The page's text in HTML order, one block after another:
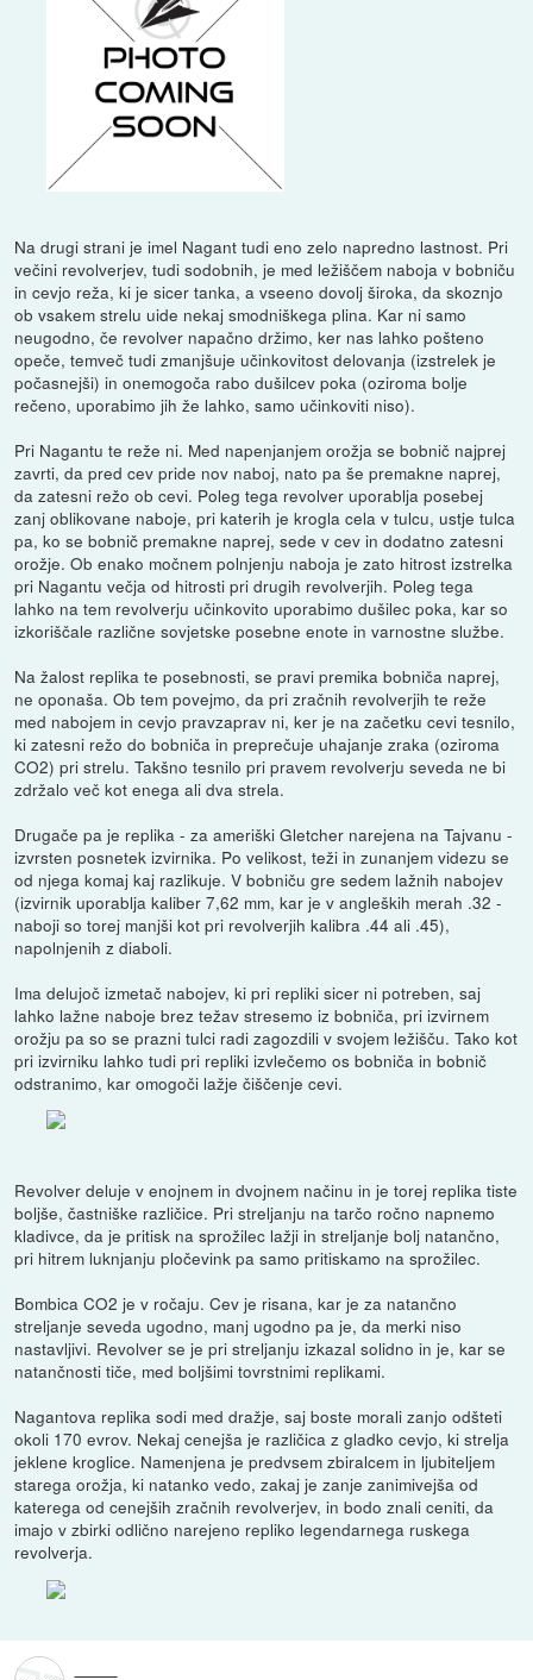
Na drugi strani je imel Nagant tudi eno zelo napredno lastnost. Pri
večini revolverjev, tudi sodobnih, je med ležiščem naboja v bobniču
in cevjo reža, ki je sicer tanka, a vseeno dovolj široka, da skoznjo
ob vsakem strelu uide nekaj smodniškega plina. Kar ni samo
neugodno, če revolver napačno držimo, ker nas lahko pošteno
opeče, temveč tudi zmanjšuje učinkovitost delovanja (izstrelek je
počasnejši) in onemogoča rabo dušilcev poka (oziroma bolje
rečeno, uporabimo jih že lahko, samo učinkoviti niso).
Pri Nagantu te reže ni. Med napenjanjem orožja se bobnič najprej
zavrti, da pred cev pride nov naboj, nato pa še premakne naprej,
da zatesni režo ob cevi. Poleg tega revolver uporablja posebej
zanj oblikovane naboje, pri katerih je krogla cela v tulcu, ustje tulca
pa, ko se bobnič premakne naprej, sede v cev in dodatno zatesni
orožje. Ob enako močnem polnjenju naboja je zato hitrost izstrelka
pri Nagantu večja od hitrosti pri drugih revolverjih. Poleg tega
lahko na tem revolverju učinkovito uporabimo dušilec poka, kar so
izkoriščale različne sovjetske posebne enote in varnostne službe.
Na žalost replika te posebnosti, se pravi premika bobniča naprej,
ne oponaša. Ob tem povejmo, da pri zračnih revolverjih te reže
med nabojem in cevjo pravzaprav ni, ker je na začetku cevi tesnilo,
ki zatesni režo do bobniča in preprečuje uhajanje zraka (oziroma
CO2) pri strelu. Takšno tesnilo pri pravem revolverju seveda ne bi
zdržalo več kot enega ali dva strela.
Drugače pa je replika - za ameriški Gletcher narejena na Tajvanu -
izvrsten posnetek izvirnika. Po velikost, teži in zunanjem videzu se
od njega komaj kaj razlikuje. V bobniču gre sedem lažnih nabojev
(izvirnik uporablja kaliber 7,62 mm, kar je v angleških merah .32 -
naboji so torej manjši kot pri revolverjih kalibra .44 ali .45),
napolnjenih z diaboli.
Ima delujoč izmetač nabojev, ki pri repliki sicer ni potreben, saj
lahko lažne naboje brez težav stresemo iz bobniča, pri izvirnem
orožju pa so se prazni tulci radi zagozdili v svojem ležišču. Tako kot
pri izvirniku lahko tudi pri repliki izvlečemo os bobniča in bobnič
odstranimo, kar omogoči lažje čiščenje cevi.
Revolver deluje v enojnem in dvojnem načinu in je torej replika tiste
boljše, častniške različice. Pri streljanju na tarčo ročno napnemo
kladivce, da je pritisk na sprožilec lažji in streljanje bolj natančno,
pri hitrem luknjanju pločevink pa samo pritiskamo na sprožilec.
Bombica CO2 je v ročaju. Cev je risana, kar je za natančno
streljanje seveda ugodno, manj ugodno pa je, da merki niso
nastavljivi. Revolver se je pri streljanju izkazal solidno in je, kar se
natančnosti tiče, med boljšimi tovrstnimi replikami.
Nagantova replika sodi med dražje, saj boste morali zanjo odšteti
okoli 170 evrov. Nekaj cenejša je različica z gladko cevjo, ki strelja
jeklene kroglice. Namenjena je predvsem zbiralcem in ljubiteljem
starega orožja, ki natanko vedo, zakaj je zanje zanimivejša od
katerega od cenejših zračnih revolverjev, in bodo znali ceniti, da
imajo v zbirki odlično narejeno repliko legendarnega ruskega
revolverja.